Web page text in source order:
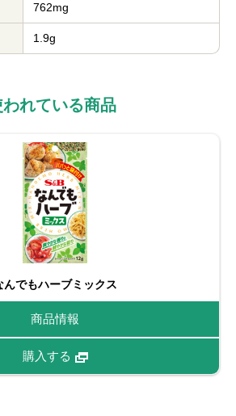
762mg
1.9g
れている商品
んでもハーブミックス
商品情報
購入する